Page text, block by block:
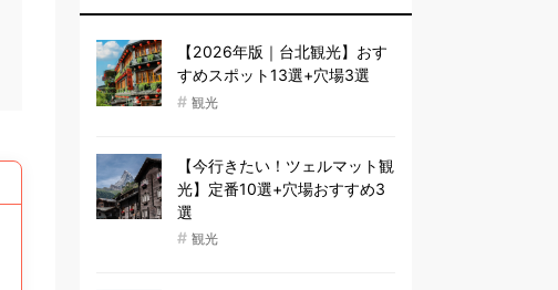
【2026年版｜台北観光】おす
すめスポット13選+穴場3選
# 観光
【今行きたい！ツェルマット観
光】定番10選+穴場おすすめ3
選
# 観光